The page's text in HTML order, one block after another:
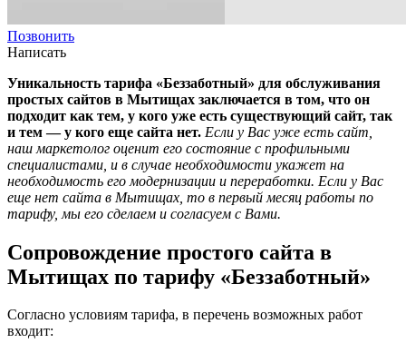
Позвонить
Написать
Уникальность тарифа «Беззаботный» для обслуживания
простых сайтов в Мытищах заключается в том, что он
подходит как тем, у кого уже есть существующий сайт, так
и тем — у кого еще сайта нет. Если у Вас уже есть сайт,
наш маркетолог оценит его состояние с профильными
специалистами, и в случае необходимости укажет на
необходимость его модернизации и переработки. Если у Вас
еще нет сайта в Мытищах, то в первый месяц работы по
тарифу, мы его сделаем и согласуем с Вами.
Сопровождение простого сайта в
Мытищах по тарифу «Беззаботный»
Согласно условиям тарифа, в перечень возможных работ
входит: